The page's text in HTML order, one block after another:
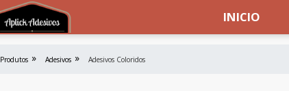
INICIO
Produtos Adesivos Adesivos Coloridos